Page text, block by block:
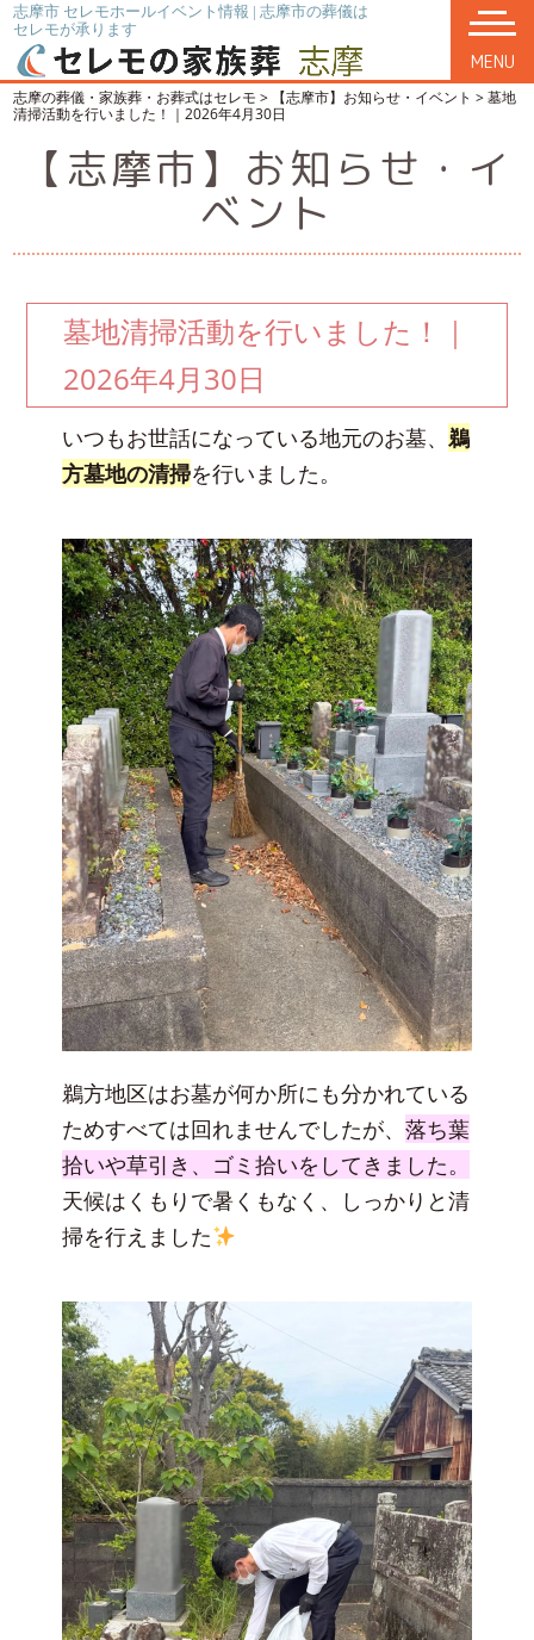
志摩市 セレモホールイベント情報 | 志摩市の葬儀は
セレモが承ります
MENU
志摩の葬儀・家族葬・お葬式はセレモ > 【志摩市】お知らせ・イベント >墓地
清掃活動を行いました！｜2026年4月30日
【志摩市】お知らせ・イ
ベント
墓地清掃活動を行いました！｜
2026年4月30日
いつもお世話になっている地元のお墓、 鵜
方墓地の清掃を行いました。
鵜方地区はお墓が何か所にも分かれている
ためすべては回れませんでしたが、 落ち葉
拾いや草引き、ゴミ拾いをしてきました。
天候はくもりで暑くもなく、しっかりと清
掃を行えました